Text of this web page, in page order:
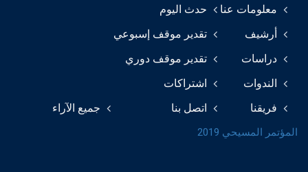
معلومات عنا
أرشيف
دراسات
الندوات
فريقنا
حدث اليوم
تقدير موقف إسبوعي
تقدير موقف دوري
اشتراكات
اتصل بنا
جميع الآراء
المؤتمر المسيحي 2019